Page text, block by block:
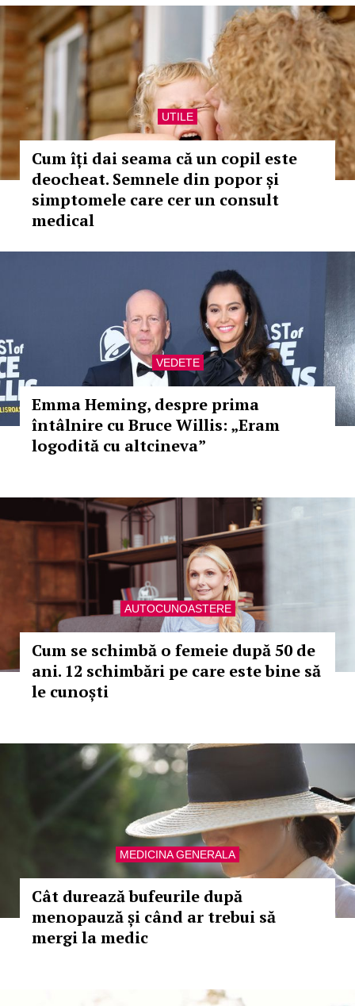
UTILE
Cum îți dai seama că un copil este
deocheat. Semnele din popor și
simptomele care cer un consult
medical
VEDETE
Emma Heming, despre prima
întâlnire cu Bruce Willis: „Eram
logodită cu altcineva”
AUTOCUNOASTERE
Cum se schimbă o femeie după 50 de
ani. 12 schimbări pe care este bine să
le cunoști
MEDICINA GENERALA
Cât durează bufeurile după
menopauză și când ar trebui să
mergi la medic